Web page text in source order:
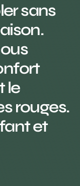
sans
le
rouges.
et